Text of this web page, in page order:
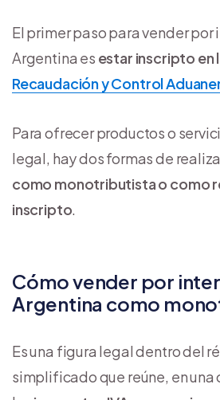
El primer paso para vender por
Argentina es estar inscripto en
Recaudación y Control
Para ofrecer productos o
legal, hay dos formas de
como monotributista o como
inscripto.
Cómo vender por
Argentina como
Es una figura legal dentro del
simplificado que reúne, en una